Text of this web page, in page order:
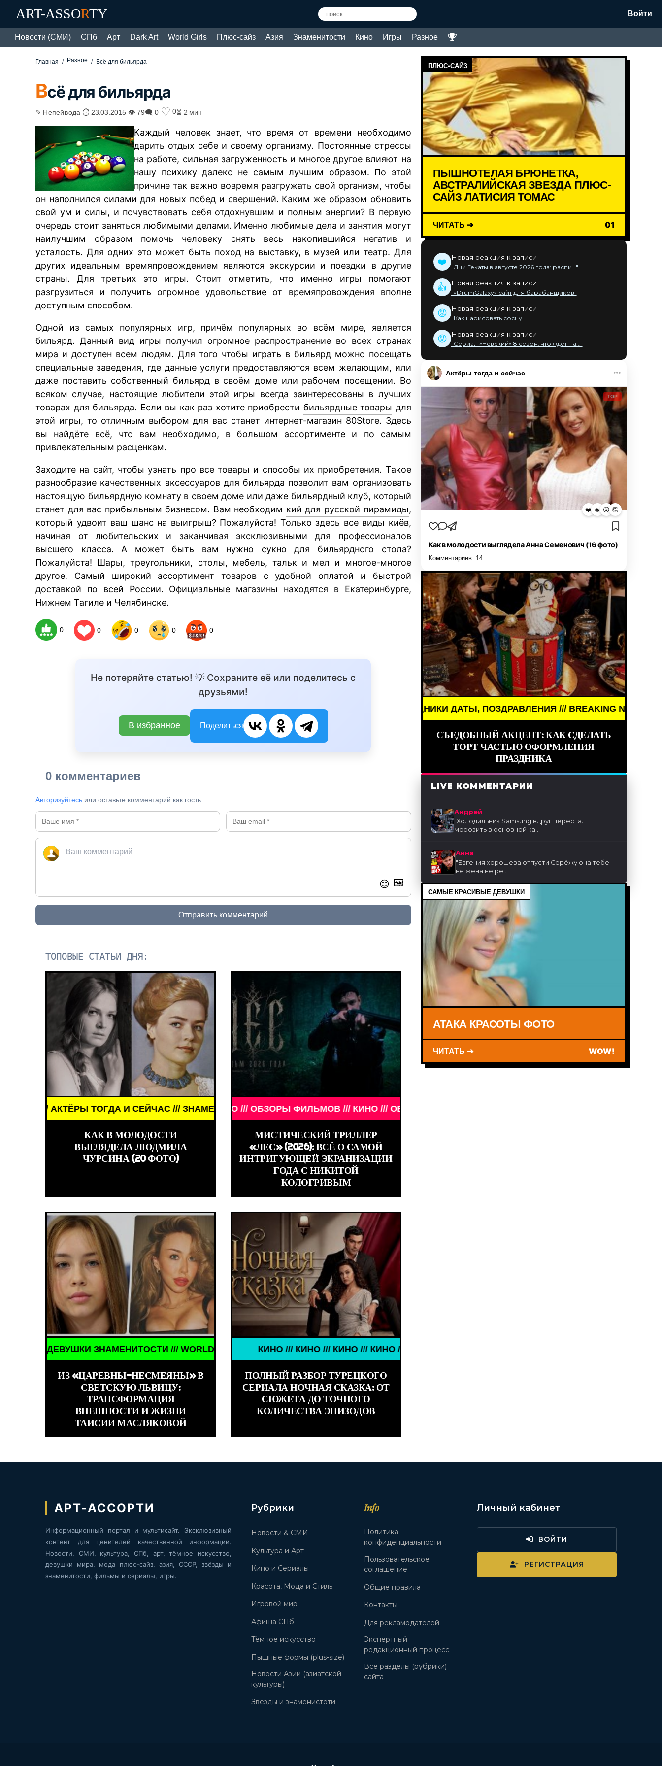
ART-ASSORTY Войти
Новости (СМИ) СПб Арт Dark Art World Girls Плюс-сайз Азия Знаменитости Кино Игры Разное
Главная Разное Всё для бильярда
Всё для бильярда
✎ Непейвода ⏱ 23.03.2015 👁 79🗨 0 ♡ 0⏳ 2 мин
Каждый человек знает, что время от времени необходимо
дарить отдых себе и своему организму. Постоянные стрессы
на работе, сильная загруженность и многое другое влияют на
нашу психику далеко не самым лучшим образом. По этой
причине так важно вовремя разгружать свой организм, чтобы
он наполнился силами для новых побед и свершений. Каким же образом обновить
свой ум и силы, и почувствовать себя отдохнувшим и полным энергии? В первую
очередь стоит заняться любимыми делами. Именно любимые дела и занятия могут
наилучшим образом помочь человеку снять весь накопившийся негатив и
усталость. Для одних это может быть поход на выставку, в музей или театр. Для
других идеальным времяпровождением являются экскурсии и поездки в другие
страны. Для третьих это игры. Стоит отметить, что именно игры помогают
разгрузиться и получить огромное удовольствие от времяпровождения вполне
доступным способом.
Одной из самых популярных игр, причём популярных во всём мире, является
бильярд. Данный вид игры получил огромное распространение во всех странах
мира и доступен всем людям. Для того чтобы играть в бильярд можно посещать
специальные заведения, где данные услуги предоставляются всем желающим, или
даже поставить собственный бильярд в своём доме или рабочем посещении. Во
всяком случае, настоящие любители этой игры всегда заинтересованы в лучших
товарах для бильярда. Если вы как раз хотите приобрести бильярдные товары для
этой игры, то отличным выбором для вас станет интернет-магазин 80Store. Здесь
вы найдёте всё, что вам необходимо, в большом ассортименте и по самым
привлекательным расценкам.
Заходите на сайт, чтобы узнать про все товары и способы их приобретения. Такое
разнообразие качественных аксессуаров для бильярда позволит вам организовать
настоящую бильярдную комнату в своем доме или даже бильярдный клуб, который
станет для вас прибыльным бизнесом. Вам необходим кий для русской пирамиды,
который удвоит ваш шанс на выигрыш? Пожалуйста! Только здесь все виды киёв,
начиная от любительских и заканчивая эксклюзивными для профессионалов
высшего класса. А может быть вам нужно сукно для бильярдного стола?
Пожалуйста! Шары, треугольники, столы, мебель, тальк и мел и многое-многое
другое. Самый широкий ассортимент товаров с удобной оплатой и быстрой
доставкой по всей России. Официальные магазины находятся в Екатеринбурге,
Нижнем Тагиле и Челябинске.
0 0 0 0 0
Не потеряйте статью! 💡 Сохраните её или поделитесь с
друзьями!
В избранное Поделиться
0 комментариев
Авторизуйтесь или оставьте комментарий как гость
😊 🖼️
Отправить комментарий
ТОПОВЫЕ СТАТЬИ ДНЯ:
И СЕЙЧАС /// ЗНАМЕНИТОСТИ /// АКТЁРЫ ТОГДА И СЕЙЧАС /// ЗНАМЕНИТОСТИ /// АКТЁРЫ ТОГДА И СЕЙЧАС ///
КАК В МОЛОДОСТИ
ВЫГЛЯДЕЛА ЛЮДМИЛА
ЧУРСИНА (20 ФОТО)
КИНО /// ОБЗОРЫ ФИЛЬМОВ /// КИНО /// ОБЗОРЫ ФИЛЬМОВ /// КИНО /// ОБЗОРЫ ФИЛЬМОВ /// КИНО /// ОБЗОРЫ ФИЛЬМОВ ///
МИСТИЧЕСКИЙ ТРИЛЛЕР
«ЛЕС» (2026): ВСЁ О САМОЙ
ИНТРИГУЮЩЕЙ ЭКРАНИЗАЦИИ
ГОДА С НИКИТОЙ
КОЛОГРИВЫМ
ЗНАМЕНИТОСТИ /// WORLD GIRLS /// ДЕВУШКИ ЗНАМЕНИТОСТИ /// WORLD GIRLS /// ДЕВУШКИ ЗНАМЕНИТОСТИ ///
ИЗ «ЦАРЕВНЫ-НЕСМЕЯНЫ» В
СВЕТСКУЮ ЛЬВИЦУ:
ТРАНСФОРМАЦИЯ
ВНЕШНОСТИ И ЖИЗНИ
ТАИСИИ МАСЛЯКОВОЙ
КИНО /// КИНО /// КИНО /// КИНО ///
ПОЛНЫЙ РАЗБОР ТУРЕЦКОГО
СЕРИАЛА НОЧНАЯ СКАЗКА: ОТ
СЮЖЕТА ДО ТОЧНОГО
КОЛИЧЕСТВА ЭПИЗОДОВ
ПЛЮС-САЙЗ
ПЫШНОТЕЛАЯ БРЮНЕТКА,
АВСТРАЛИЙСКАЯ ЗВЕЗДА ПЛЮС-
САЙЗ ЛАТИСИЯ ТОМАС
ЧИТАТЬ ➔ 01
❤️ Новая реакция к записи
"Дни Гекаты в августе 2026 года: распи..."
👍 Новая реакция к записи
"«DrumGalaxy» сайт для барабанщиков"
😡 Новая реакция к записи
"Как нарисовать сосну"
😡 Новая реакция к записи
"Сериал «Невский» 8 сезон: что ждет Па..."
Актёры тогда и сейчас
TOP
❤️ 🔥 😮 👏
Как в молодости выглядела Анна Семенович (16 фото)
Комментариев: 14
BREAKING NEWS /// НОВОСТИ (СМИ) /// ПРАЗДНИКИ ДАТЫ, ПОЗДРАВЛЕНИЯ /// BREAKING NEWS /// НОВОСТИ
СЪЕДОБНЫЙ АКЦЕНТ: КАК СДЕЛАТЬ
ТОРТ ЧАСТЬЮ ОФОРМЛЕНИЯ
ПРАЗДНИКА
LIVE КОММЕНТАРИИ
Андрей
"Холодильник Samsung вдруг перестал
морозить в основной ка..."
Анна
"Евгения хорошева отпусти Серёжу она тебе
не жена не ре..."
САМЫЕ КРАСИВЫЕ ДЕВУШКИ
АТАКА КРАСОТЫ ФОТО
ЧИТАТЬ ➔ WOW!
АРТ-АССОРТИ
Информационный портал и мультисайт. Эксклюзивный
контент для ценителей качественной информации.
Новости, СМИ, культура, СПб, арт, тёмное искусство,
девушки мира, мода плюс-сайз, азия, СССР, звёзды и
знаменитости, фильмы и сериалы, игры.
Рубрики
Новости & СМИ
Культура и Арт
Кино и Сериалы
Красота, Мода и Стиль
Игровой мир
Афиша СПб
Тёмное искусство
Пышные формы (plus-size)
Новости Азии (азиатской
культуры)
Звёзды и знаменистоти
Info
Политика
конфиденциальности
Пользовательское
соглашение
Общие правила
Контакты
Для рекламодателей
Экспертный
редакционный процесс
Все разделы (рубрики)
сайта
Личный кабинет
ВОЙТИ
РЕГИСТРАЦИЯ